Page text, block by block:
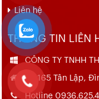
Liên hệ
THÔNG TIN LIÊN
CÔNG TY TNHH
Số 165 Tân Lập,
Hotline